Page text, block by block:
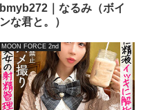
bmyb272｜なるみ（ボイ
ンな君と。）
MOON FORCE 2nd